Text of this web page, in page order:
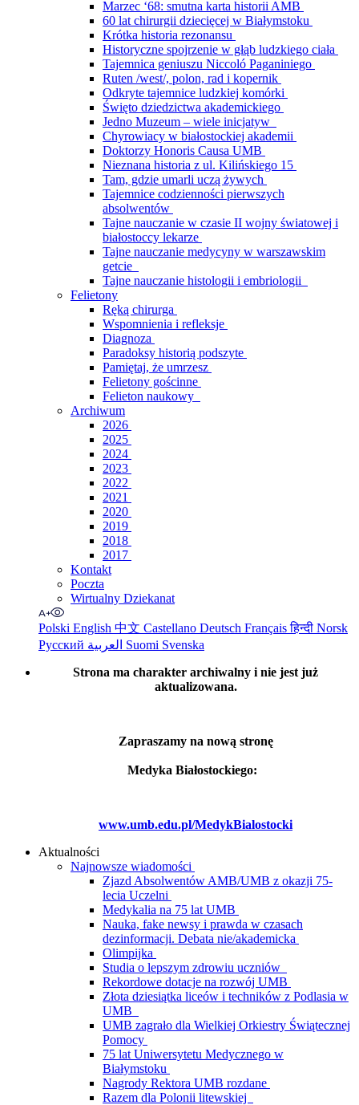
Marzec ‘68: smutna karta historii AMB
60 lat chirurgii dziecięcej w Białymstoku
Krótka historia rezonansu
Historyczne spojrzenie w głąb ludzkiego ciała
Tajemnica geniuszu Niccoló Paganiniego
Ruten /west/, polon, rad i kopernik
Odkryte tajemnice ludzkiej komórki
Święto dziedzictwa akademickiego
Jedno Muzeum – wiele inicjatyw
Chyrowiacy w białostockiej akademii
Doktorzy Honoris Causa UMB
Nieznana historia z ul. Kilińskiego 15
Tam, gdzie umarli uczą żywych
Tajemnice codzienności pierwszych
absolwentów
Tajne nauczanie w czasie II wojny światowej i
białostoccy lekarze
Tajne nauczanie medycyny w warszawskim
getcie
Tajne nauczanie histologii i embriologii
Felietony
Ręką chirurga
Wspomnienia i refleksje
Diagnoza
Paradoksy historią podszyte
Pamiętaj, że umrzesz
Felietony gościnne
Felieton naukowy
Archiwum
2026
2025
2024
2023
2022
2021
2020
2019
2018
2017
Kontakt
Poczta
Wirtualny Dziekanat
Polski English 中文 Castellano Deutsch Françaisहिन्दी Norsk
Русский
Suomi Svenska
Strona ma charakter archiwalny i nie jest już
aktualizowana.
Zapraszamy na nową stronę
Medyka Białostockiego:
www.umb.edu.pl/MedykBialostocki
Aktualności
Najnowsze wiadomości
Zjazd Absolwentów AMB/UMB z okazji 75-
lecia Uczelni
Medykalia na 75 lat UMB
Nauka, fake newsy i prawda w czasach
dezinformacji. Debata nie/akademicka
Olimpijka
Studia o lepszym zdrowiu uczniów
Rekordowe dotacje na rozwój UMB
Złota dziesiątka liceów i techników z Podlasia w
UMB
UMB zagrało dla Wielkiej Orkiestry Świątecznej
Pomocy
75 lat Uniwersytetu Medycznego w
Białymstoku
Nagrody Rektora UMB rozdane
Razem dla Polonii litewskiej